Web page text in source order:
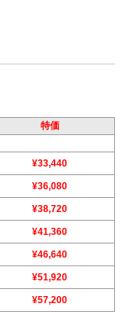
特価
¥33,440
¥36,080
¥38,720
¥41,360
¥46,640
¥51,920
¥57,200